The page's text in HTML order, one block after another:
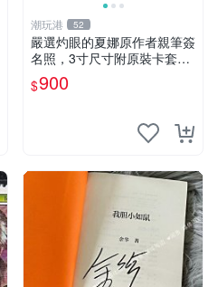
潮玩港 52
嚴選灼眼的夏娜原作者親筆簽
名照，3寸尺寸附原裝卡套。
收藏家推薦，適合漫迷珍藏。
3寸 簽名 照片
$900